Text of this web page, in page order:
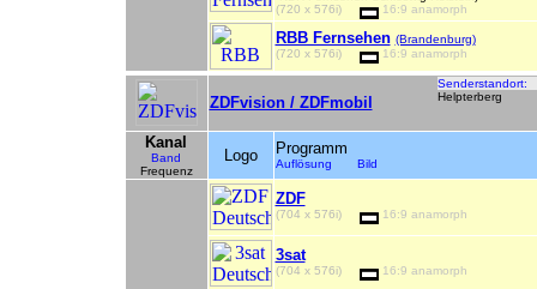
(720 x 576i)
16:9 anamorph
RBB Fernsehen (Brandenburg)
(720 x 576i)
16:9 anamorph
ZDFvision / ZDFmobil
Senderstandort:
Helpterberg
Kanal
Band
Frequenz
Logo Programm
Auflösung Bild
ZDF
(704 x 576i) 16:9 anamorph
3sat
(704 x 576i) 16:9 anamorph